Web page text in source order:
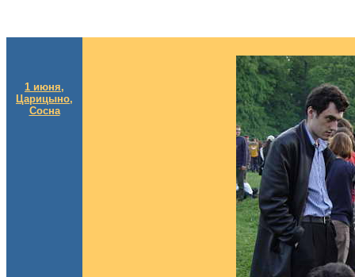
1 июня,
Царицыно,
Сосна